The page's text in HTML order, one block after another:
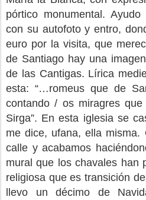
pórtico monumental.
con su autofoto y entro,
euro por la visita, que
de Santiago hay una
de las Cantigas. Lírica
esta: “…romeus que de
contando / os miragres
Sirga”. En esta iglesia se
me dice, ufana, ella
calle y acabamos
mural que los chavales han
religiosa que es transición
llevo un décimo de